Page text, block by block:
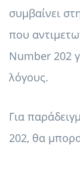
συμβαίνει
που
Number 202
λόγους.
Για
202, θα